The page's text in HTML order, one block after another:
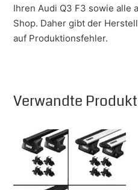
Ihren Audi Q3 F3 sowie alle
Shop. Daher gibt der
auf Produktionsfehler.
Verwandte